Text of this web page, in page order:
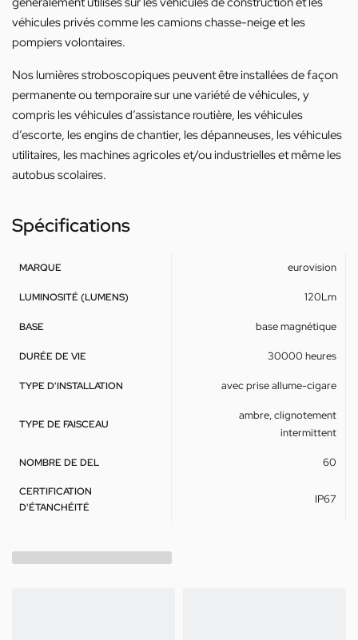
véhicules privés comme les camions chasse-neige et les
pompiers volontaires.
Nos lumières stroboscopiques peuvent être installées de façon
permanente ou temporaire sur une variété de véhicules, y
compris les véhicules d’assistance routière, les véhicules
d’escorte, les engins de chantier, les dépanneuses, les véhicules
utilitaires, les machines agricoles et/ou industrielles et même les
autobus scolaires.
Spécifications
MARQUE eurovision
LUMINOSITÉ (LUMENS) 120Lm
BASE base magnétique
DURÉE DE VIE 30000 heures
TYPE D'INSTALLATION avec prise allume-cigare
TYPE DE FAISCEAU
ambre, clignotement
intermittent
NOMBRE DE DEL 60
CERTIFICATION
D'ÉTANCHÉITÉ
IP67
Produits similaires